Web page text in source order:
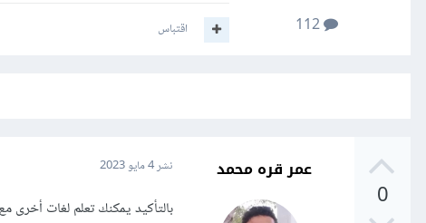
112
اقتباس
0
عمر قره محمد نشر4 مايو 2023